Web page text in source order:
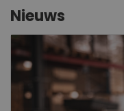
Nieuws